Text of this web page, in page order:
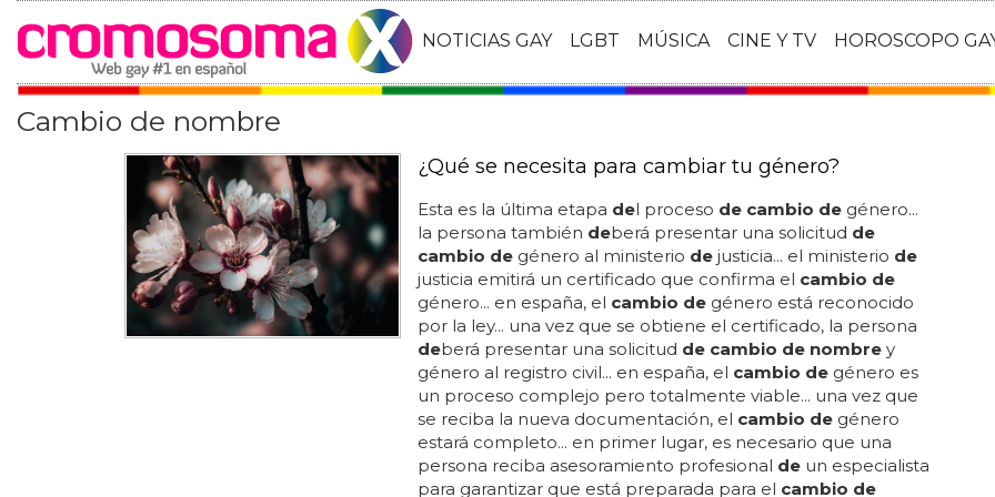
NOTICIAS GAY LGBT MÚSICA CINE Y TV HOROSCOPO
Cambio de nombre
¿Qué se necesita para cambiar tu género?
Esta es la última etapa del proceso de cambio degénero...
la persona también deberá presentar una solicitud de
cambio degénero al ministerio dejusticia... el ministerio de
justicia emitirá un certificado que confirma el cambio de
género... en españa, el cambio degénero está reconocido
por la ley... una vez que se obtiene el certificado, la persona
deberá presentar una solicitud de cambio de nombrey
género al registro civil... en españa, el cambio degénero es
un proceso complejo pero totalmente viable... una vez que
se reciba la nueva documentación, el cambio degénero
estará completo... en primer lugar, es necesario que una
persona reciba asesoramiento profesional deun especialista
para garantizar que está preparada para el cambio de